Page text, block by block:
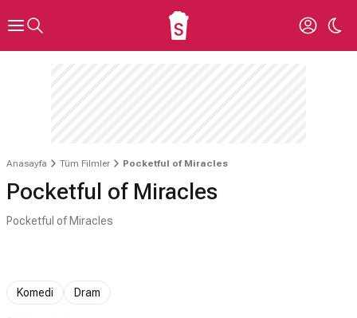
Anasayfa Tüm Filmler Pocketful of Miracles
Pocketful of Miracles
Pocketful of Miracles
Komedi Dram